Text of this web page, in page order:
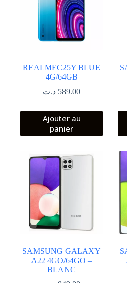
REALMEC25Y BLUE
4G/64GB
589.00 د.ت
Ajouter au
panier
SAMSUNG GALAXY
A22 4GO/64GO –
BLANC